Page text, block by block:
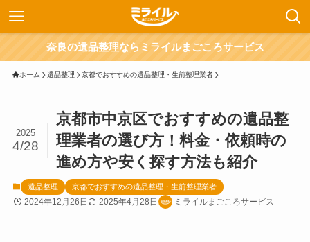
奈良の遺品整理ならミライルまごころサービス
ホーム 遺品整理 京都でおすすめの遺品整理・生前整理業者
京都市中京区でおすすめの遺品整
理業者の選び方！料金・依頼時の
進め方や安く探す方法も紹介
2025
4/28
遺品整理 京都でおすすめの遺品整理・生前整理業者
2024年12月26日 2025年4月28日 ミライルまごころサービス